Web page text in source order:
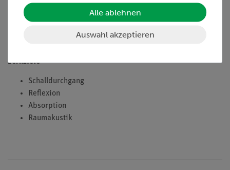
Miss den Schalldurchgang durch feste Wände aus Papier oder
Pappe. Miss die Reflexion eines Schallpulses an einer festen
Wand und untersuche den Einfluss von Filz-Anordnungen vor
Lernziele
Schalldurchgang
Reflexion
Absorption
Raumakustik
Alle ablehnen
Auswahl akzeptieren